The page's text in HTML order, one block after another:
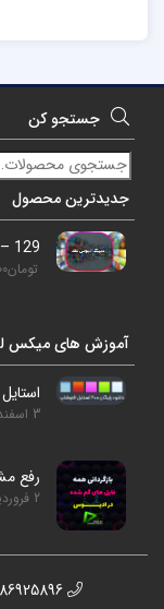
جستجو کن
جدیدترین محصول
129 – کلیپ آماده ادیوس عقد
تومان
آموزش های میکس
3 اسفند 1404
رفع
2 فروردین 1403